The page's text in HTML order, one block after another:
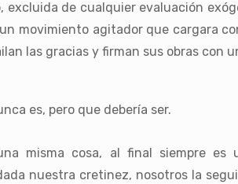
de cualquier evaluación
movimiento agitador que cargara
las gracias y firman sus obras con
es, pero que debería ser.
misma cosa, al final siempre es
nuestra cretinez, nosotros la